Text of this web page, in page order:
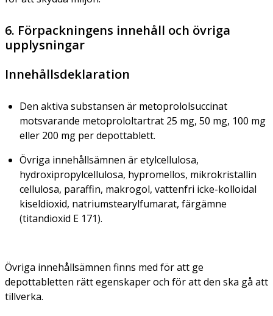
6. Förpackningens innehåll och övriga
upplysningar
Innehållsdeklaration
Den aktiva substansen är metoprololsuccinat
motsvarande metoprololtartrat 25 mg, 50 mg, 100 mg
eller 200 mg per depottablett.
Övriga innehållsämnen är etylcellulosa,
hydroxipropylcellulosa, hypromellos, mikrokristallin
cellulosa, paraffin, makrogol, vattenfri icke-kolloidal
kiseldioxid, natriumstearylfumarat, färgämne
(titandioxid E 171).
Övriga innehållsämnen finns med för att ge
depottabletten rätt egenskaper och för att den ska gå att
tillverka.